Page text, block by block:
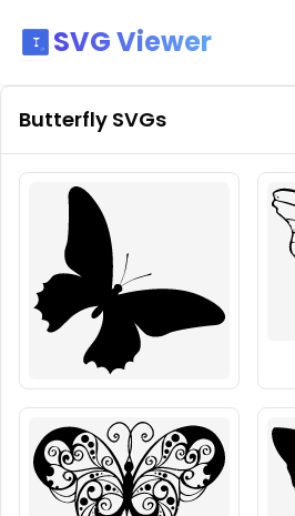
SVG Viewer
Butterfly SVGs